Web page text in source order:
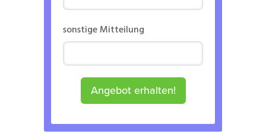
sonstige Mitteilung
Angebot erhalten!